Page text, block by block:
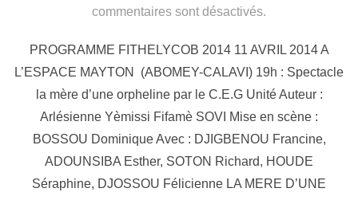
commentaires sont désactivés.
PROGRAMME FITHELYCOB 2014 11 AVRIL 2014 A
L’ESPACE MAYTON (ABOMEY-CALAVI) 19h : Spectacle
la mère d’une orpheline par le C.E.G Unité Auteur :
Arlésienne Yèmissi Fifamè SOVI Mise en scène :
BOSSOU Dominique Avec : DJIGBENOU Francine,
ADOUNSIBA Esther, SOTON Richard, HOUDE
Séraphine, DJOSSOU Félicienne LA MERE D’UNE